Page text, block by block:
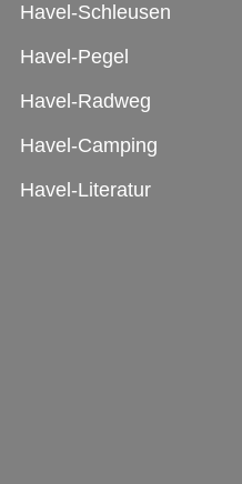
Havel-Schleusen
Havel-Pegel
Havel-Radweg
Havel-Camping
Havel-Literatur